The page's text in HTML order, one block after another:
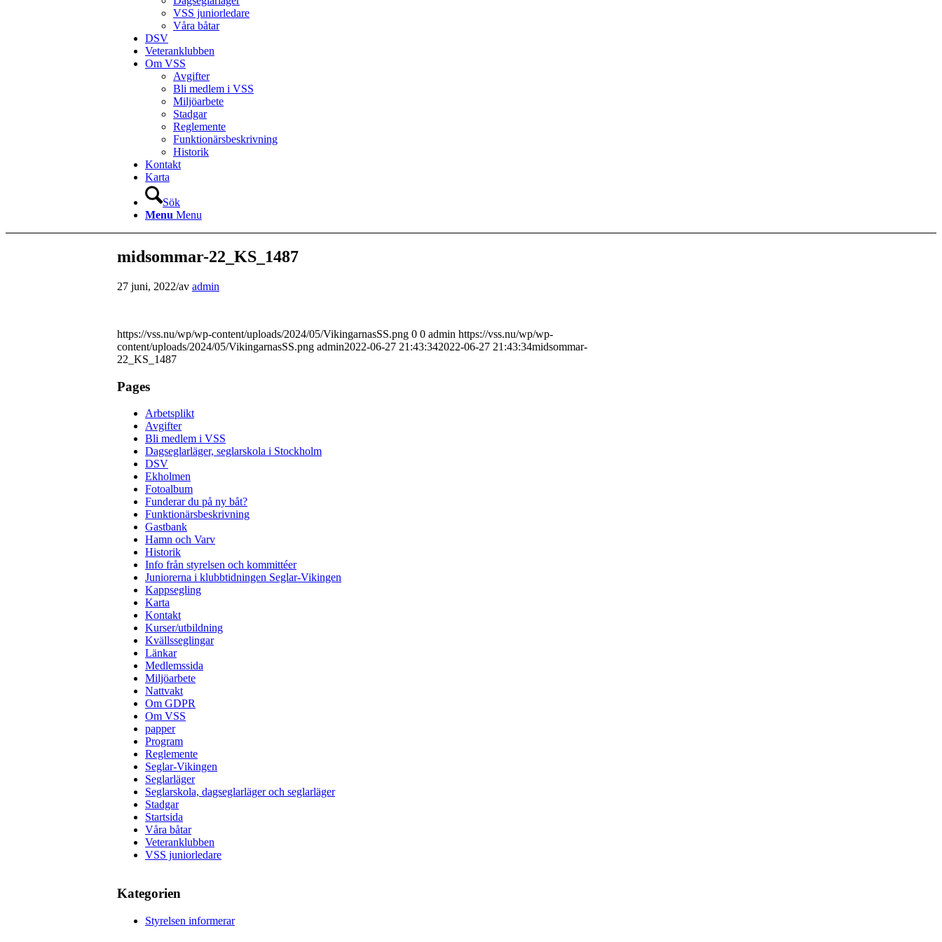
VSS juniorledare
Våra båtar
DSV
Veteranklubben
Om VSS
Avgifter
Bli medlem i VSS
Miljöarbete
Stadgar
Reglemente
Funktionärsbeskrivning
Historik
Kontakt
Karta
Sök
Menu Menu
midsommar-22_KS_1487
27 juni, 2022/av admin
https://vss.nu/wp/wp-content/uploads/2024/05/VikingarnasSS.png 0 0 admin https://vss.nu/wp/wp-
content/uploads/2024/05/VikingarnasSS.png admin2022-06-27 21:43:342022-06-27 21:43:34midsommar-
22_KS_1487
Pages
Arbetsplikt
Avgifter
Bli medlem i VSS
Dagseglarläger, seglarskola i Stockholm
DSV
Ekholmen
Fotoalbum
Funderar du på ny båt?
Funktionärsbeskrivning
Gastbank
Hamn och Varv
Historik
Info från styrelsen och kommittéer
Juniorerna i klubbtidningen Seglar-Vikingen
Kappsegling
Karta
Kontakt
Kurser/utbildning
Kvällsseglingar
Länkar
Medlemssida
Miljöarbete
Nattvakt
Om GDPR
Om VSS
papper
Program
Reglemente
Seglar-Vikingen
Seglarläger
Seglarskola, dagseglarläger och seglarläger
Stadgar
Startsida
Våra båtar
Veteranklubben
VSS juniorledare
Kategorien
Styrelsen informerar